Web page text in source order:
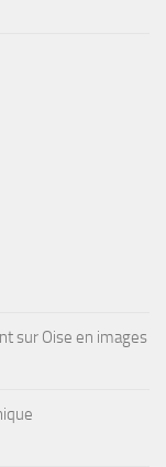
sur Oise en images